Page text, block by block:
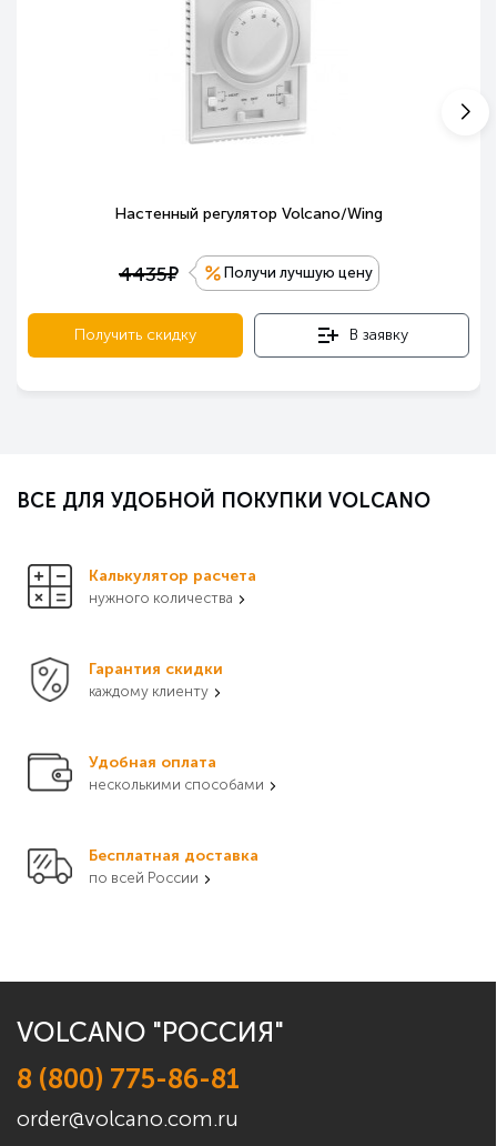
Настенный регулятор Volcano/Wing
4435е Получи лучшую цену
Получить скидку В заявку
ВСЕ ДЛЯ УДОБНОЙ ПОКУПКИ VOLCANO
Калькулятор расчета
нужного количества
Гарантия скидки
каждому клиенту
Удобная оплата
несколькими способами
Бесплатная доставка
по всей России
VOLCANO "РОССИЯ"
8 (800) 775-86-81
order@volcano.com.ru